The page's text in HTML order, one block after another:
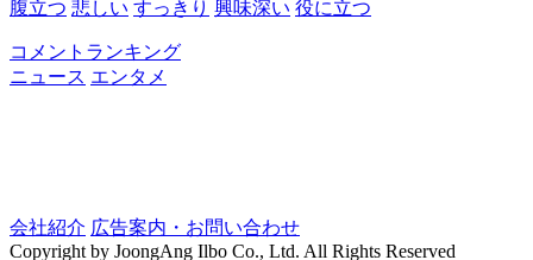
腹立つ 悲しい すっきり 興味深い 役に立つ
コメントランキング
ニュース エンタメ
会社紹介 広告案内・お問い合わせ
Copyright by JoongAng Ilbo Co., Ltd. All Rights Reserved